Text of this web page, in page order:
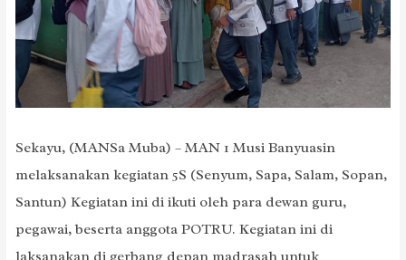
Sekayu, (MANSa Muba) – MAN 1 Musi Banyuasin
melaksanakan kegiatan 5S (Senyum, Sapa, Salam, Sopan,
Santun) Kegiatan ini di ikuti oleh para dewan guru,
pegawai, beserta anggota POTRU. Kegiatan ini di
laksanakan di gerbang depan madrasah untuk